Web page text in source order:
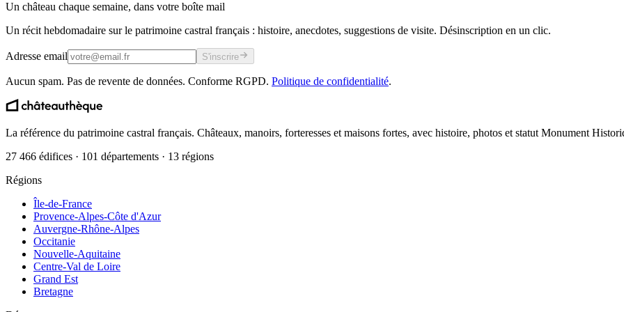
Un château chaque semaine, dans votre boîte mail
Un récit hebdomadaire sur le patrimoine castral français : histoire, anecdotes, suggestions de visite. Désinscription en un clic.
Adresse email S'inscrire
Aucun spam. Pas de revente de données. Conforme RGPD. Politique de confidentialité.
La référence du patrimoine castral français. Châteaux, manoirs, forteresses et maisons fortes, avec histoire, photos et statut Monument
27 466 édifices · 101 départements · 13 régions
Régions
Île-de-France
Provence-Alpes-Côte d'Azur
Auvergne-Rhône-Alpes
Occitanie
Nouvelle-Aquitaine
Centre-Val de Loire
Grand Est
Bretagne